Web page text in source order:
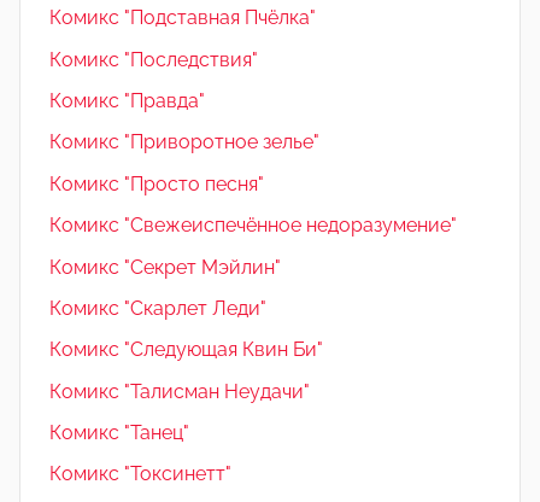
Комикс "Подставная Пчёлка"
Комикс "Последствия"
Комикс "Правда"
Комикс "Приворотное зелье"
Комикс "Просто песня"
Комикс "Свежеиспечённое недоразумение"
Комикс "Секрет Мэйлин"
Комикс "Скарлет Леди"
Комикс "Следующая Квин Би"
Комикс "Талисман Неудачи"
Комикс "Танец"
Комикс "Токсинетт"